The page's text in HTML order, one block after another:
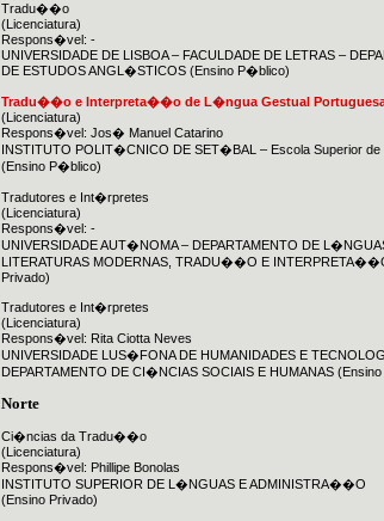
Tradu��o
(Licenciatura)
Respons�vel: -
UNIVERSIDADE DE LISBOA – FACULDADE DE LETRAS –
DE ESTUDOS ANGL�STICOS (Ensino P�blico)
Tradu��o e Interpreta��o de L�ngua Gestual
(Licenciatura)
Respons�vel: Jos� Manuel Catarino
INSTITUTO POLIT�CNICO DE SET�BAL – Escola Superior
(Ensino P�blico)
Tradutores e Int�rpretes
(Licenciatura)
Respons�vel: -
UNIVERSIDADE AUT�NOMA – DEPARTAMENTO DE
LITERATURAS MODERNAS, TRADU��O E
Privado)
Tradutores e Int�rpretes
(Licenciatura)
Respons�vel: Rita Ciotta Neves
UNIVERSIDADE LUS�FONA DE HUMANIDADES E
DEPARTAMENTO DE CI�NCIAS SOCIAIS E HUMANAS (Ensino
Norte
Ci�ncias da Tradu��o
(Licenciatura)
Respons�vel: Phillipe Bonolas
INSTITUTO SUPERIOR DE L�NGUAS E ADMINISTRA��O
(Ensino Privado)